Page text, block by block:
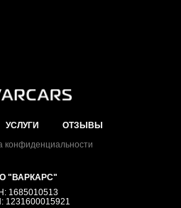
"ВАРКАРС"
1685010513
1231600015921
УСЛУГИ
ОТЗЫВЫ
конфиденциальности